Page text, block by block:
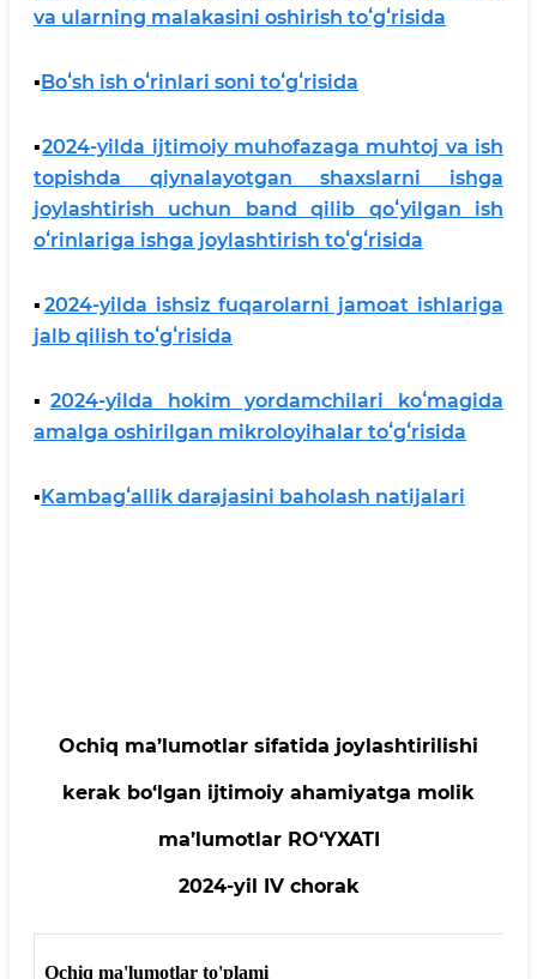
va ularning malakasini oshirish toʻgʻrisida
▪️Boʻsh ish oʻrinlari soni toʻgʻrisida
▪️2024-yilda ijtimoiy muhofazaga muhtoj va ish
topishda qiynalayotgan shaxslarni ishga
joylashtirish uchun band qilib qoʻyilgan ish
oʻrinlariga ishga joylashtirish toʻgʻrisida
▪️ 2024-yilda ishsiz fuqarolarni jamoat ishlariga
jalb qilish toʻgʻrisida
▪️ 2024-yilda hokim yordamchilari koʻmagida
amalga oshirilgan mikroloyihalar toʻgʻrisida
▪️Kambagʻallik darajasini baholash natijalari
Ochiq ma’lumotlar sifatida joylashtirilishi
kerak bo‘lgan ijtimoiy ahamiyatga molik
ma’lumotlar RO‘YXATI
2024-yil IV chorak
Ochiq ma'lumotlar to'plami